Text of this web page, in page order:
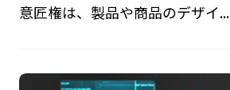
意匠権は、製品や商品のデザイ...